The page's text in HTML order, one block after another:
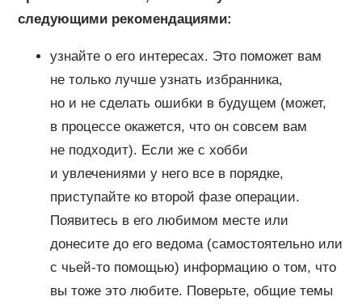
следующими рекомендациями:
узнайте о его интересах. Это поможет вам
не только лучше узнать избранника,
но и не сделать ошибки в будущем (может,
в процессе окажется, что он совсем вам
не подходит). Если же с хобби
и увлечениями у него все в порядке,
приступайте ко второй фазе операции.
Появитесь в его любимом месте или
донесите до его ведома (самостоятельно или
с чьей-то помощью) информацию о том, что
вы тоже это любите. Поверьте, общие темы